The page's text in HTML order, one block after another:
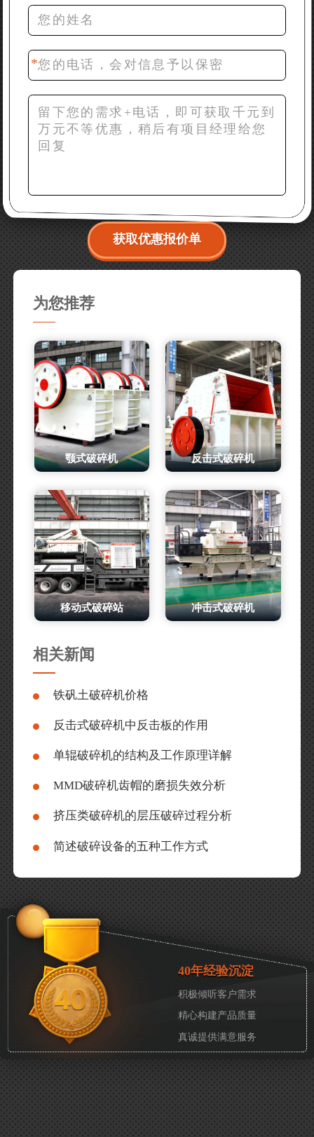
42分钟前 梁先生：膨润土磨到200目，用什么磨粉设
备？
获取优惠报价单
为您推荐
颚式破碎机 反击式破碎机
移动式破碎站 冲击式破碎机
相关新闻
铁矾土破碎机价格
反击式破碎机中反击板的作用
单辊破碎机的结构及工作原理详解
MMD破碎机齿帽的磨损失效分析
挤压类破碎机的层压破碎过程分析
简述破碎设备的五种工作方式
40年经验沉淀
积极倾听客户需求
精心构建产品质量
真诚提供满意服务